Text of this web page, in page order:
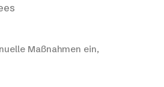
Maßnahmen ein,